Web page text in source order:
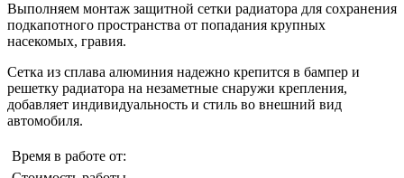
Выполняем монтаж защитной сетки радиатора для сохранения
подкапотного пространства от попадания крупных
насекомых, гравия.
Сетка из сплава алюминия надежно крепится в бампер и
решетку радиатора на незаметные снаружи крепления,
добавляет индивидуальность и стиль во внешний вид
автомобиля.
Время в работе от: